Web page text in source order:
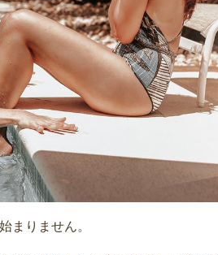
まりません。